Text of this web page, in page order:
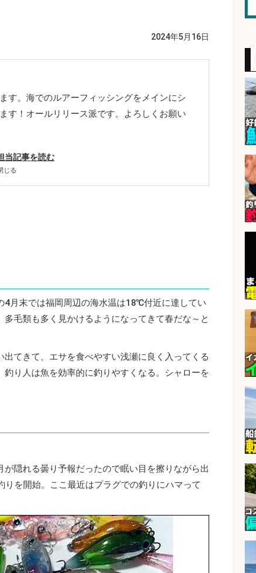
2024年5月16日
す。海でのルアーフィッシングをメインにシ
す！オールリリース派です。よろしくお願い
当記事を読む
じる
4月末では福岡周辺の海水温は18℃付近に達してい
毛類も多く見かけるようになってきて春だな～と
てきて、エサを食べやすい浅瀬に良く入ってくる
り人は魚を効率的に釣りやすくなる。シャローを
隠れる曇り予報だったので眠い目を擦りながら出
を開始。ここ最近はプラグでの釣りにハマって